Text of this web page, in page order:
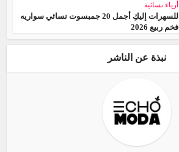
أزياء نسائية
للسهرات إليكِ أجمل 20 جمبسوت نسائي سواريه
فخم ربيع 2026
نبذة عن الناشر